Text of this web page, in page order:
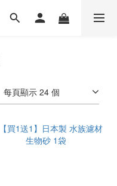
每頁顯示 24 個